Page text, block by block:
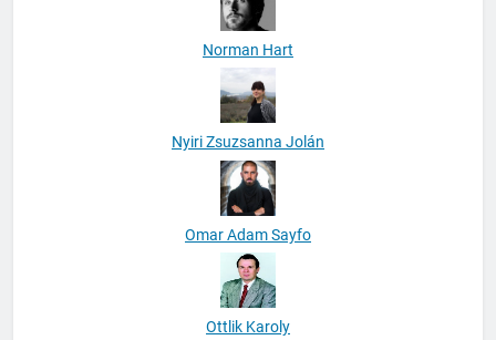
Norman Hart
Nyiri Zsuzsanna Jolán
Omar Adam Sayfo
Ottlik Karoly